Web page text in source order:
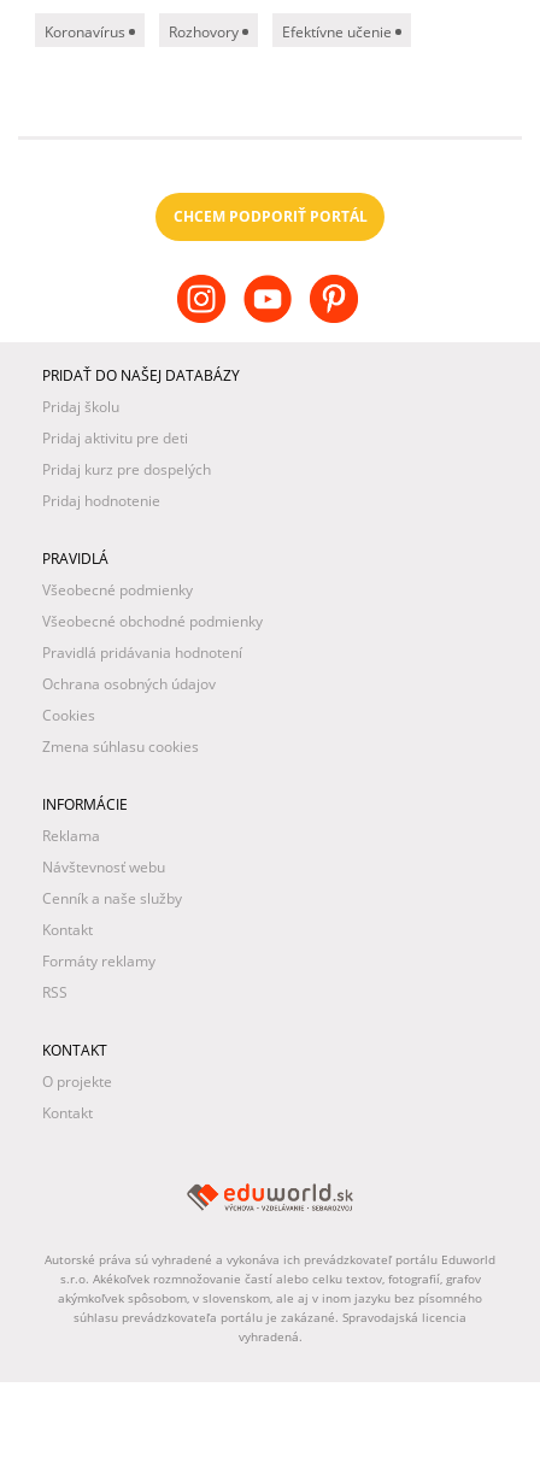
Koronavírus Rozhovory Efektívne učenie
CHCEM PODPORIŤ PORTÁL
PRIDAŤ DO NAŠEJ DATABÁZY
Pridaj školu
Pridaj aktivitu pre deti
Pridaj kurz pre dospelých
Pridaj hodnotenie
PRAVIDLÁ
Všeobecné podmienky
Všeobecné obchodné podmienky
Pravidlá pridávania hodnotení
Ochrana osobných údajov
Cookies
Zmena súhlasu cookies
INFORMÁCIE
Reklama
Návštevnosť webu
Cenník a naše služby
Kontakt
Formáty reklamy
RSS
KONTAKT
O projekte
Kontakt
Autorské práva sú vyhradené a vykonáva ich prevádzkovateľ portálu Eduworld
s.r.o. Akékoľvek rozmnožovanie častí alebo celku textov, fotografií, grafov
akýmkoľvek spôsobom, v slovenskom, ale aj v inom jazyku bez písomného
súhlasu prevádzkovateľa portálu je zakázané. Spravodajská licencia
vyhradená.